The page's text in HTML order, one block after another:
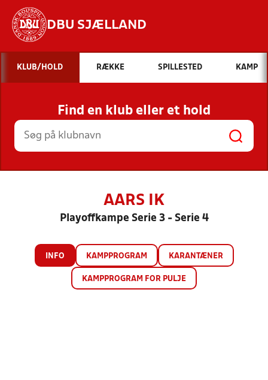
DBU SJÆLLAND
Hvad vil du søge efter?
INDHOLD OG NYHEDER
STILLINGER, RESULTATER, KLUBBER OG
HOLD
KLUB/HOLD RÆKKE SPILLESTED KAMP
Find en klub eller et hold
AARS IK
Playoffkampe Serie 3 - Serie 4
INFO KAMPPROGRAM KARANTÆNER
KAMPPROGRAM FOR PULJE